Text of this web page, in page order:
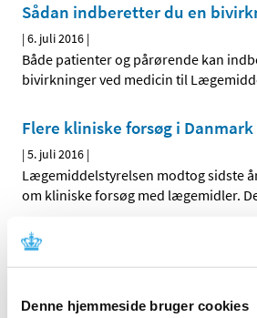
Denne hjemmeside bruger cookies
Sådan indberetter du en
|6. juli 2016 |
Både patienter og pårørende kan
bivirkninger ved medicin til
Flere kliniske forsøg i Danmark
|5. juli 2016 |
Lægemiddelstyrelsen modtog sidste
om kliniske forsøg med lægemidler.
Høring over forslag til
medicin mod neuropatiske
Medicintilskudsnævnet er i gang med